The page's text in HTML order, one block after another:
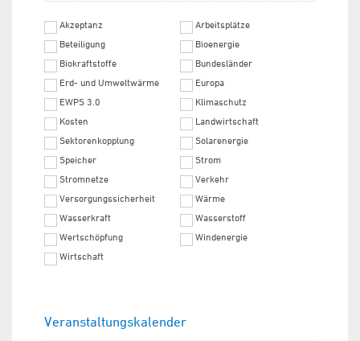
Akzeptanz
Arbeitsplätze
Beteiligung
Bioenergie
Biokraftstoffe
Bundesländer
Erd- und Umweltwärme
Europa
EWPS 3.0
Klimaschutz
Kosten
Landwirtschaft
Sektorenkopplung
Solarenergie
Speicher
Strom
Stromnetze
Verkehr
Versorgungssicherheit
Wärme
Wasserkraft
Wasserstoff
Wertschöpfung
Windenergie
Wirtschaft
Veranstaltungskalender